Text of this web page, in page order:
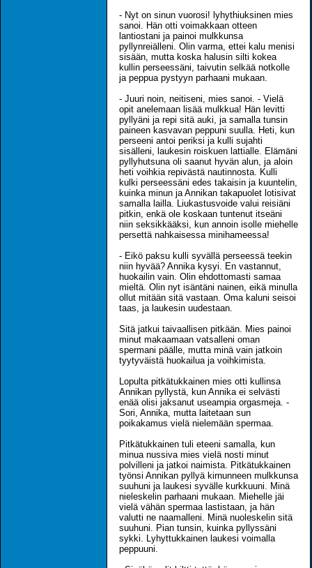
- Nyt on sinun vuorosi! lyhythiuksinen mies
sanoi. Hän otti voimakkaan otteen
lantiostani ja painoi mulkkunsa
pyllynreiälleni. Olin varma, ettei kalu menisi
sisään, mutta koska halusin silti kokea
kullin perseessäni, taivutin selkää notkolle
ja peppua pystyyn parhaani mukaan.
- Juuri noin, neitiseni, mies sanoi. - Vielä
opit anelemaan lisää mulkkua! Hän levitti
pyllyäni ja repi sitä auki, ja samalla tunsin
paineen kasvavan peppuni suulla. Heti, kun
perseeni antoi periksi ja kulli sujahti
sisälleni, laukesin roiskuen lattialle. Elämäni
pyllyhutsuna oli saanut hyvän alun, ja aloin
heti voihkia repivästä nautinnosta. Kulli
kulki perseessäni edes takaisin ja kuuntelin,
kuinka minun ja Annikan takapuolet lotisivat
samalla lailla. Liukastusvoide valui reisiäni
pitkin, enkä ole koskaan tuntenut itseäni
niin seksikkääksi, kun annoin isolle miehelle
persettä nahkaisessa minihameessa!
- Eikö paksu kulli syvällä perseessä teekin
niin hyvää? Annika kysyi. En vastannut,
huokailin vain. Olin ehdottomasti samaa
mieltä. Olin nyt isäntäni nainen, eikä minulla
ollut mitään sitä vastaan. Oma kaluni seisoi
taas, ja laukesin uudestaan.
Sitä jatkui taivaallisen pitkään. Mies painoi
minut makaamaan vatsalleni oman
spermani päälle, mutta minä vain jatkoin
tyytyväistä huokailua ja voihkimista.
Lopulta pitkätukkainen mies otti kullinsa
Annikan pyllystä, kun Annika ei selvästi
enää olisi jaksanut useampia orgasmeja. -
Sori, Annika, mutta laitetaan sun
poikakamus vielä nielemään spermaa.
Pitkätukkainen tuli eteeni samalla, kun
minua nussiva mies vielä nosti minut
polvilleni ja jatkoi naimista. Pitkätukkainen
työnsi Annikan pyllyä kirnunneen mulkkunsa
suuhuni ja laukesi syvälle kurkkuuni. Minä
nieleskelin parhaani mukaan. Miehelle jäi
vielä vähän spermaa lastistaan, ja hän
valutti ne naamalleni. Minä nuoleskelin sitä
suuhuni. Pian tunsin, kuinka pyllyssäni
sykki. Lyhyttukkainen laukesi voimalla
peppuuni.